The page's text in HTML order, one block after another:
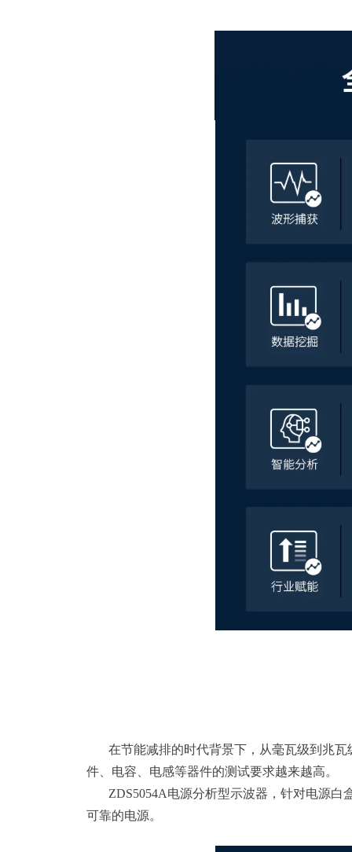
在节能减排的时代背景下，从毫瓦级到兆瓦
件、电容、电感等器件的测试要求越来越高。
ZDS5054A电源分析型示波器，针对电源白
可靠的电源。